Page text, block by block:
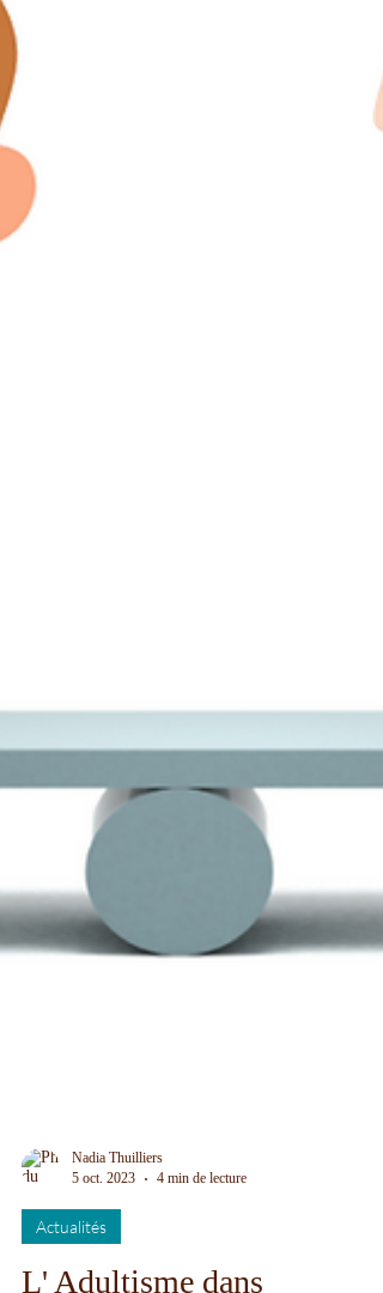
5 oct. 2023
4 min de lecture